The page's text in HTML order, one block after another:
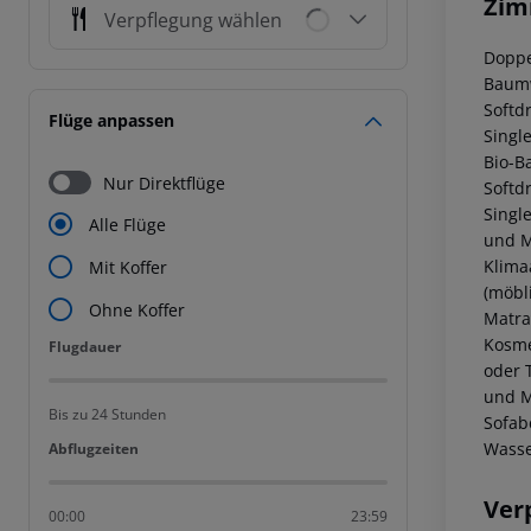
Verpflegung wählen
Flüge anpassen
Nur Direktflüge
Alle Flüge
Mit Koffer
Ohne Koffer
Flugdauer
Flugdauer
Bis zu 24 Stunden
Abflugzeiten
Abflugzeiten
00:00 23:59
Bio-
und
oder
und